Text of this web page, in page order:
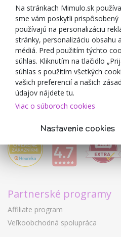
Zľavové kupóny
Blog
O predajcovi
Mimulo.sk
Obchodné podmienky
Ochrana osobných údajov GDPR
Kontakty
Spolupracujeme
Partnerské programy
Affiliate program
Veľkoobchodná spolupráca
Na stránkach Mimulo.sk
sme vám poskytli prispôsobený
používajú na personalizáciu
stránky, personalizáciu obsahu
médiá. Pred použitím týchto
súhlas. Kliknutím na tlačidlo
súhlas s použitím všetkých
vašich preferencií a našich
údajov nájdete tu.
Viac o súboroch cookies
Nastavenie cookies